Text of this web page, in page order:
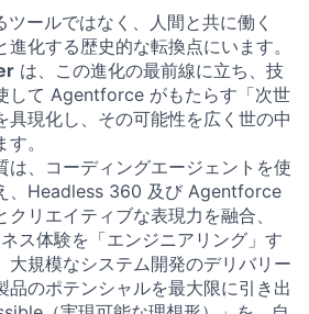
ールではなく、人間と共に働く
進化する歴史的な転換点にいます。
は、この進化の最前線に立ち、技
して Agentforce がもたらす「次世
具現化し、その可能性を広く世の中
。
は、コーディングエージェントを使
、Headless 360 及び Agentforce
リエイティブな表現力を融合、
ス体験を「エンジニアリング」す
大規模なシステム開発のデリバリー
品のポテンシャルを最大限に引き出